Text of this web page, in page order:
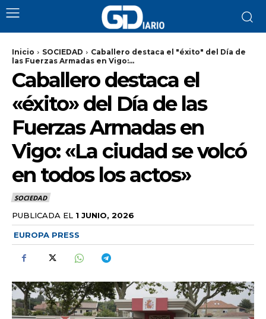
Inicio SOCIEDAD
Caballero destaca el "éxito" del Día de
las Fuerzas Armadas en Vigo:...
Caballero destaca el
«éxito» del Día de las
Fuerzas Armadas en
Vigo: «La ciudad se volcó
en todos los actos»
SOCIEDAD
PUBLICADA EL 1 JUNIO, 2026
EUROPA PRESS